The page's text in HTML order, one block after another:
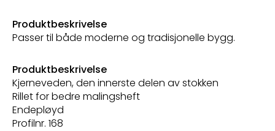
Produktbeskrivelse
Passer til både moderne og tradisjonelle bygg.
Produktbeskrivelse
Kjerneveden, den innerste delen av stokken
Rillet for bedre malingsheft
Endepløyd
Profilnr. 168